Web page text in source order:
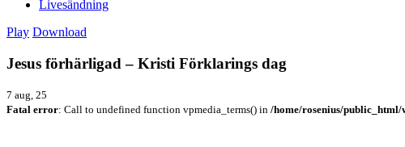
Livesändning
Play Download
Jesus förhärligad – Kristi Förklarings dag
7 aug, 25
Fatal error: Call to undefined function vpmedia_terms() in /home/rosenius/public_html/